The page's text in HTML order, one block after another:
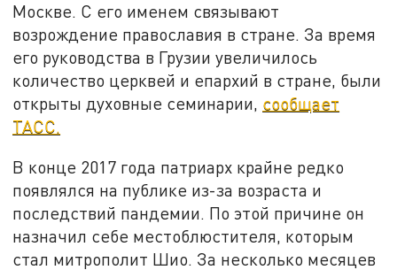
Москве. С его именем связывают
возрождение православия в стране. За время
его руководства в Грузии увеличилось
количество церквей и епархий в стране, были
открыты духовные семинарии, сообщает
ТАСС.
В конце 2017 года патриарх крайне редко
появлялся на публике из-за возраста и
последствий пандемии. По этой причине он
назначил себе местоблюстителя, которым
стал митрополит Шио. За несколько месяцев